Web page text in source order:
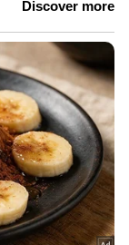
ഉലുവ
കപ്പ് ഉലുവ